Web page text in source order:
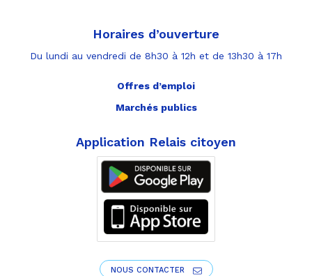
Horaires d’ouverture
Du lundi au vendredi de 8h30 à 12h et de 13h30 à 17h
Offres d’emploi
Marchés publics
Application Relais citoyen
NOUS CONTACTER